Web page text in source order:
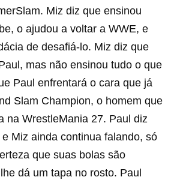
Miz diz que ensinou
o ajudou a voltar a WWE, e
de desafiá-lo. Miz diz que
mas não ensinou tudo o que
Paul enfrentará o cara que já
Slam Champion, o homem que
na WrestleMania 27. Paul diz
Miz ainda continua falando, só
que suas bolas são
dá um tapa no rosto. Paul